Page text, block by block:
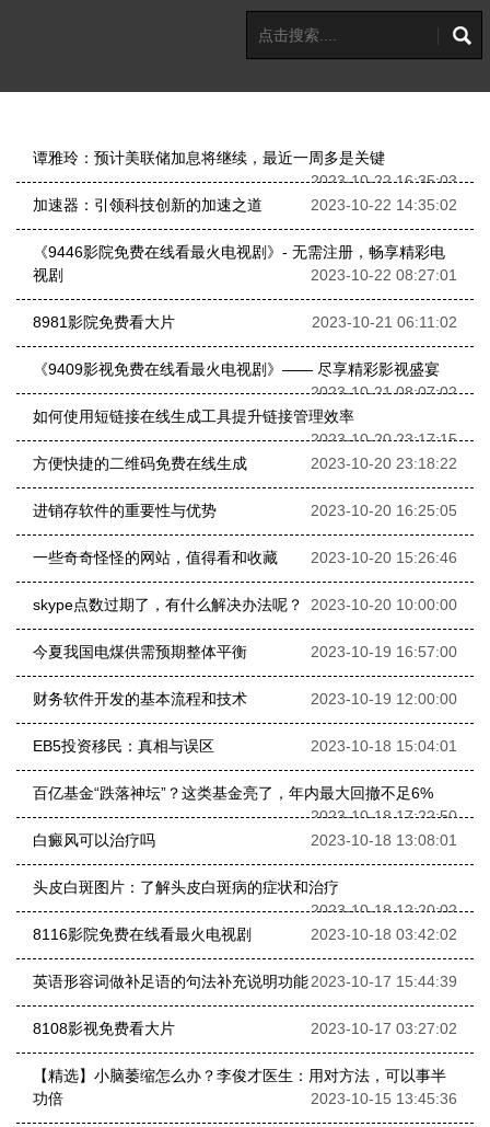
谭雅玲：预计美联储加息将继续，最近一周多是关键
2023-10-22 16:35:03
加速器：引领科技创新的加速之道
2023-10-22 14:35:02
《9446影院免费在线看最火电视剧》- 无需注册，畅享精彩电
视剧
2023-10-22 08:27:01
8981影院免费看大片 2023-10-21 06:11:02
《9409影视免费在线看最火电视剧》—— 尽享精彩影视盛宴
2023-10-21 08:07:02
如何使用短链接在线生成工具提升链接管理效率
2023-10-20 23:17:15
方便快捷的二维码免费在线生成
2023-10-20 23:18:22
进销存软件的重要性与优势 2023-10-20 16:25:05
一些奇奇怪怪的网站，值得看和收藏 2023-10-20 15:26:46
skype点数过期了，有什么解决办法呢？ 2023-10-20 10:00:00
今夏我国电煤供需预期整体平衡 2023-10-19 16:57:00
财务软件开发的基本流程和技术 2023-10-19 12:00:00
EB5投资移民：真相与误区 2023-10-18 15:04:01
百亿基金“跌落神坛”？这类基金亮了，年内最大回撤不足6%
2023-10-18 17:22:50
白癜风可以治疗吗
2023-10-18 13:08:01
头皮白斑图片：了解头皮白斑病的症状和治疗
2023-10-18 12:20:02
8116影院免费在线看最火电视剧
2023-10-18 03:42:02
英语形容词做补足语的句法补充说明功能2023-10-17 15:44:39
8108影视免费看大片 2023-10-17 03:27:02
【精选】小脑萎缩怎么办？李俊才医生：用对方法，可以事半
功倍
2023-10-15 13:45:36